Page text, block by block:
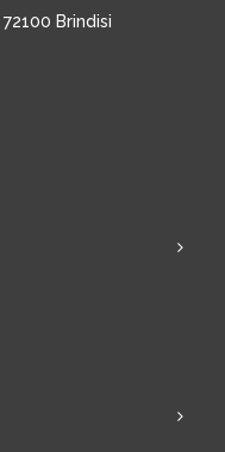
Brindisi